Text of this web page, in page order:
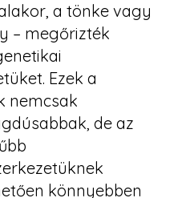
a tönke vagy
– megőrizték
Ezek a
nemcsak
de az
könnyebben